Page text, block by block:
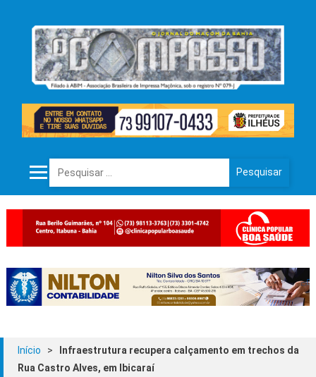
Pesquisar por:
Início >
Infraestrutura recupera calçamento em trechos da
Rua Castro Alves, em Ibicaraí